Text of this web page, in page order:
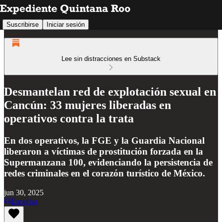
Suscribirse Iniciar sesión
Lee sin distracciones en Substack
Desmantelan red de explotación sexual en
Cancún: 33 mujeres liberadas en
operativos contra la trata
En dos operativos, la FGE y la Guardia Nacional
liberaron a víctimas de prostitución forzada en la
Supermanzana 100, evidenciando la persistencia de
redes criminales en el corazón turístico de México.
jun 30, 2025
Escucha